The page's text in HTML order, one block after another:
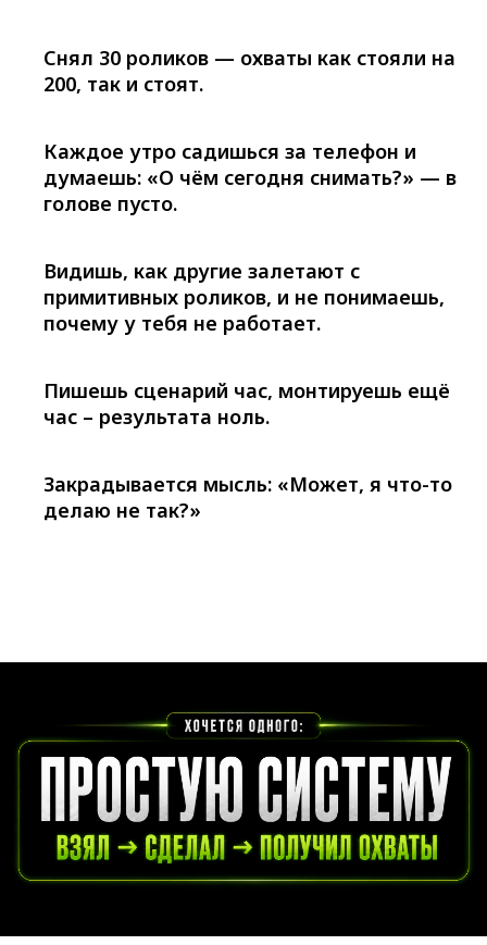
Снял 30 роликов — охваты как стояли на
200, так и стоят.
Каждое утро садишься за телефон и
думаешь: «О чём сегодня снимать?» — в
голове пусто.
Видишь, как другие залетают с
примитивных роликов, и не понимаешь,
почему у тебя не работает.
Пишешь сценарий час, монтируешь ещё
час – результата ноль.
Закрадывается мысль: «Может, я что-то
делаю не так?»